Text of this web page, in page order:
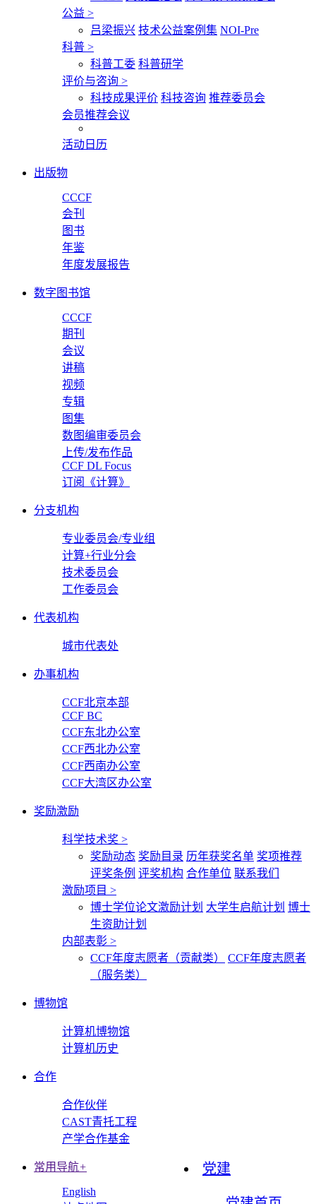
公益 >
吕梁振兴 技术公益案例集 NOI-Pre
科普 >
科普工委 科普研学
评价与咨询 >
科技成果评价 科技咨询 推荐委员会
会员推荐会议
活动日历
出版物
CCCF
会刊
图书
年鉴
年度发展报告
数字图书馆
CCCF
期刊
会议
讲稿
视频
专辑
图集
数图编审委员会
上传/发布作品
CCF DL Focus
订阅《计算》
分支机构
专业委员会/专业组
计算+行业分会
技术委员会
工作委员会
代表机构
城市代表处
办事机构
CCF北京本部
CCF BC
CCF东北办公室
CCF西北办公室
CCF西南办公室
CCF大湾区办公室
奖励激励
科学技术奖 >
奖励动态 奖励目录 历年获奖名单 奖项推荐
评奖条例 评奖机构 合作单位 联系我们
激励项目 >
博士学位论文激励计划 大学生启航计划 博士
生资助计划
内部表彰 >
CCF年度志愿者（贡献类）
CCF年度志愿者
（服务类）
博物馆
计算机博物馆
计算机历史
合作
合作伙伴
CAST青托工程
产学合作基金
党建
常用导航+
English